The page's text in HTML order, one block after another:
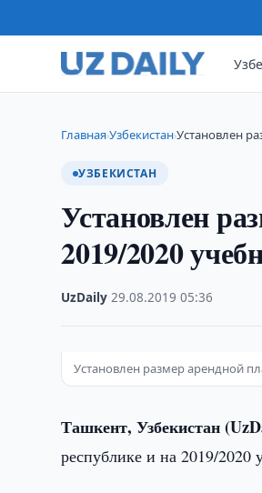
Главная›Узбекистан›Установлен
УЗБЕКИСТАН
Установлен
2019/2020
UzDaily ·29.08.2019 ·05:36
Установлен размер арендной
Ташкент, Узбекистан (
республике и на 2019/2020